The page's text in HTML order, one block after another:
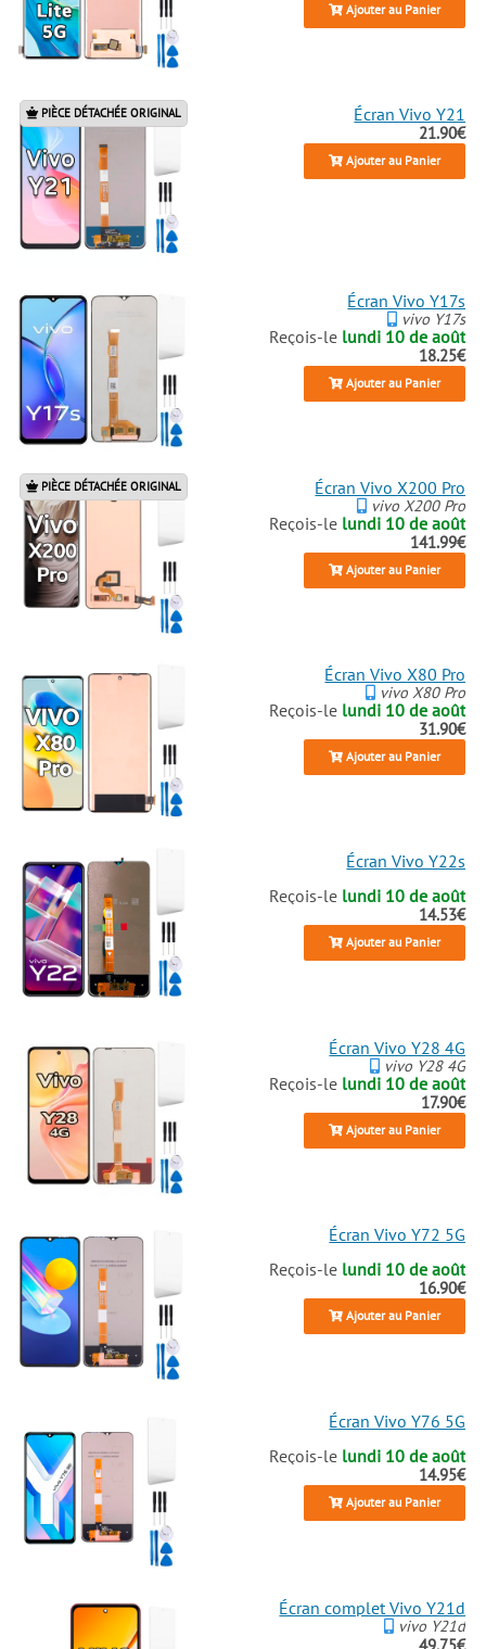
Ajouter au Panier
PIÈCE DÉTACHÉE ORIGINAL
Écran Vivo Y21
21.90€
Ajouter au Panier
Écran Vivo Y17s
vivo Y17s
Reçois-le lundi 10 de août
18.25€
Ajouter au Panier
PIÈCE DÉTACHÉE ORIGINAL Écran Vivo X200 Pro
vivo X200 Pro
Reçois-le lundi 10 de août
141.99€
Ajouter au Panier
Écran Vivo X80 Pro
vivo X80 Pro
Reçois-le lundi 10 de août
31.90€
Ajouter au Panier
Écran Vivo Y22s
Reçois-le lundi 10 de août
14.53€
Ajouter au Panier
Écran Vivo Y28 4G
vivo Y28 4G
Reçois-le lundi 10 de août
17.90€
Ajouter au Panier
Écran Vivo Y72 5G
Reçois-le lundi 10 de août
16.90€
Ajouter au Panier
Écran Vivo Y76 5G
Reçois-le lundi 10 de août
14.95€
Ajouter au Panier
Écran complet Vivo Y21d
vivo Y21d